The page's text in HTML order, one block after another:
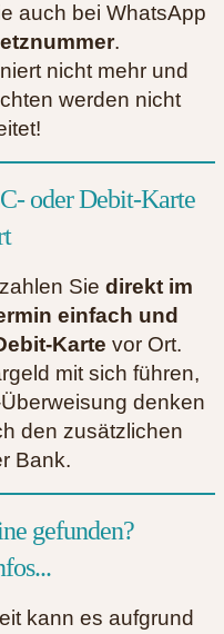
auch bei WhatsApp
.
nicht mehr und
werden nicht
oder Debit-Karte
Sie direkt im
einfach und
Karte vor Ort.
mit sich führen,
denken
den zusätzlichen
Bank.
gefunden?
kann es aufgrund